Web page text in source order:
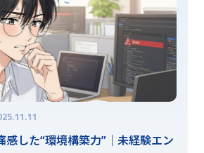
感した“環境構築力”｜未経験エン